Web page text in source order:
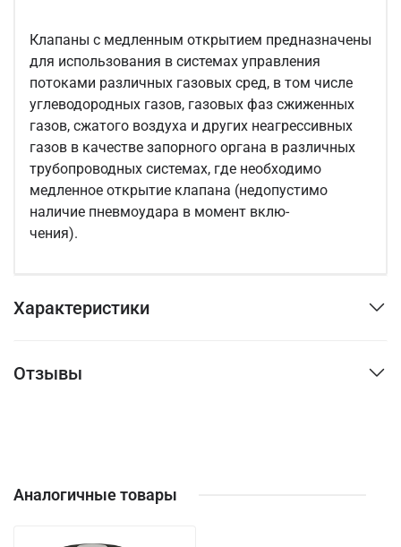
Клапаны с медленным открытием предназначены
для использования в системах управления
потоками различных газовых сред, в том числе
углеводородных газов, газовых фаз сжиженных
газов, сжатого воздуха и других неагрессивных
газов в качестве запорного органа в различных
трубопроводных системах, где необходимо
медленное открытие клапана (недопустимо
наличие пневмоудара в момент вклю-
чения).
Характеристики
Отзывы
Аналогичные товары